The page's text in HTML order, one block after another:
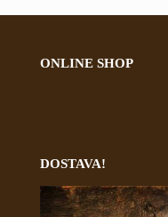
ONLINE SHOP
DOSTAVA!